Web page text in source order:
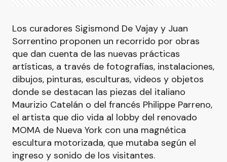
Los curadores Sigismond De Vajay y Juan
Sorrentino proponen un recorrido por obras
que dan cuenta de las nuevas prácticas
artísticas, a través de fotografías, instalaciones,
dibujos, pinturas, esculturas, videos y objetos
donde se destacan las piezas del italiano
Maurizio Catelán o del francés Philippe Parreno,
el artista que dio vida al lobby del renovado
MOMA de Nueva York con una magnética
escultura motorizada, que mutaba según el
ingreso y sonido de los visitantes.